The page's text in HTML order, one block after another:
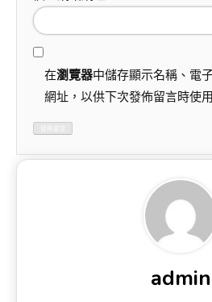
在瀏覽器中儲存顯示名稱、電
網址，以供下次發佈留言時使
admin